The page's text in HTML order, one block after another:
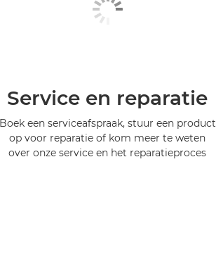
Service en reparatie
Boek een serviceafspraak, stuur een product
op voor reparatie of kom meer te weten
over onze service en het reparatieproces